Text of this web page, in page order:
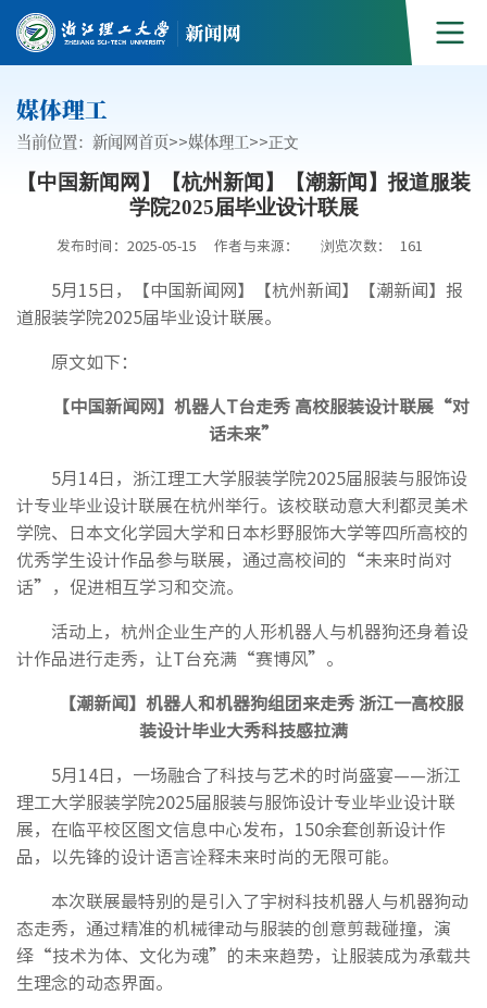
媒体理工
当前位置： 新闻网首页>>媒体理工>>正文
【中国新闻网】【杭州新闻】【潮新闻】报道服装
学院2025届毕业设计联展
发布时间：2025-05-15 作者与来源： 浏览次数： 161
5月15日，【中国新闻网】【杭州新闻】【潮新闻】报
道服装学院2025届毕业设计联展。
原文如下：
【中国新闻网】机器人T台走秀 高校服装设计联展“对
话未来”
5月14日，浙江理工大学服装学院2025届服装与服饰设
计专业毕业设计联展在杭州举行。该校联动意大利都灵美术
学院、日本文化学园大学和日本杉野服饰大学等四所高校的
优秀学生设计作品参与联展，通过高校间的“未来时尚对
话”，促进相互学习和交流。
活动上，杭州企业生产的人形机器人与机器狗还身着设
计作品进行走秀，让T台充满“赛博风”。
【潮新闻】机器人和机器狗组团来走秀 浙江一高校服
装设计毕业大秀科技感拉满
5月14日，一场融合了科技与艺术的时尚盛宴——浙江
理工大学服装学院2025届服装与服饰设计专业毕业设计联
展，在临平校区图文信息中心发布，150余套创新设计作
品，以先锋的设计语言诠释未来时尚的无限可能。
本次联展最特别的是引入了宇树科技机器人与机器狗动
态走秀，通过精准的机械律动与服装的创意剪裁碰撞，演
绎“技术为体、文化为魂”的未来趋势，让服装成为承载共
生理念的动态界面。